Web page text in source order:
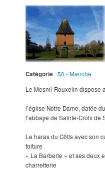
Catégorie
50 - Manche
Le Mesnil-Rouxelin dispose
l’église Notre Dame, datée
l’abbaye de Sainte-Croix de
Le haras du Côtis avec son
toiture
« La Barberie » et ses deux
charretterie